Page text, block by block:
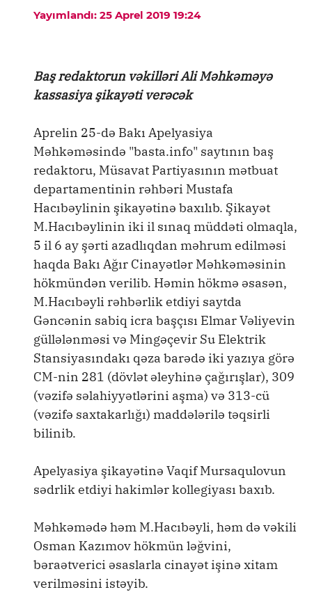
Yayımlandı: 25 Aprel 2019 19:24
Baş redaktorun vəkilləri Ali Məhkəməyə
kassasiya şikayəti verəcək
Aprelin 25-də Bakı Apelyasiya
Məhkəməsində "basta.info" saytının baş
redaktoru, Müsavat Partiyasının mətbuat
departamentinin rəhbəri Mustafa
Hacıbəylinin şikayətinə baxılıb. Şikayət
M.Hacıbəylinin iki il sınaq müddəti olmaqla,
5 il 6 ay şərti azadlıqdan məhrum edilməsi
haqda Bakı Ağır Cinayətlər Məhkəməsinin
hökmündən verilib. Həmin hökmə əsasən,
M.Hacıbəyli rəhbərlik etdiyi saytda
Gəncənin sabiq icra başçısı Elmar Vəliyevin
güllələnməsi və Mingəçevir Su Elektrik
Stansiyasındakı qəza barədə iki yazıya görə
CM-nin 281 (dövlət əleyhinə çağırışlar), 309
(vəzifə səlahiyyətlərini aşma) və 313-cü
(vəzifə saxtakarlığı) maddələrilə təqsirli
bilinib.
Apelyasiya şikayətinə Vaqif Mursaqulovun
sədrlik etdiyi hakimlər kollegiyası baxıb.
Məhkəmədə həm M.Hacıbəyli, həm də vəkili
Osman Kazımov hökmün ləğvini,
bəraətverici əsaslarla cinayət işinə xitam
verilməsini istəyib.